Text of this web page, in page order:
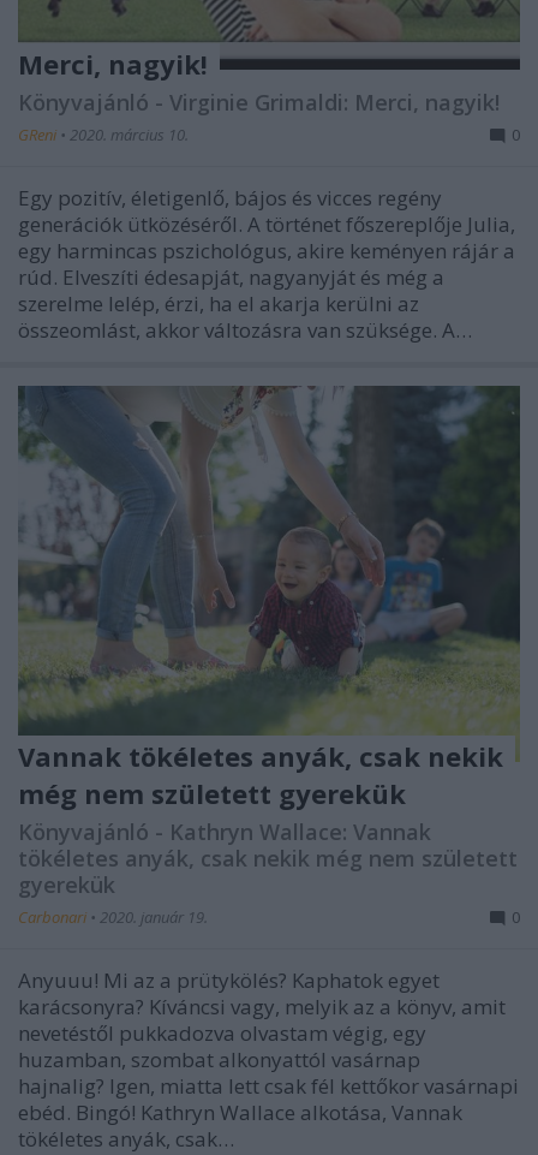
Merci, nagyik!
Könyvajánló - Virginie Grimaldi: Merci, nagyik!
GReni • 2020. március 10. 0
Egy pozitív, életigenlő, bájos és vicces regény
generációk ütközéséről. A történet főszereplője Julia,
egy harmincas pszichológus, akire keményen rájár a
rúd. Elveszíti édesapját, nagyanyját és még a
szerelme lelép, érzi, ha el akarja kerülni az
összeomlást, akkor változásra van szüksége. A…
Vannak tökéletes anyák, csak nekik
még nem született gyerekük
Könyvajánló - Kathryn Wallace: Vannak
tökéletes anyák, csak nekik még nem született
gyerekük
Carbonari • 2020. január 19. 0
Anyuuu! Mi az a prütykölés? Kaphatok egyet
karácsonyra? Kíváncsi vagy, melyik az a könyv, amit
nevetéstől pukkadozva olvastam végig, egy
huzamban, szombat alkonyattól vasárnap
hajnalig? Igen, miatta lett csak fél kettőkor vasárnapi
ebéd. Bingó! Kathryn Wallace alkotása, Vannak
tökéletes anyák, csak…